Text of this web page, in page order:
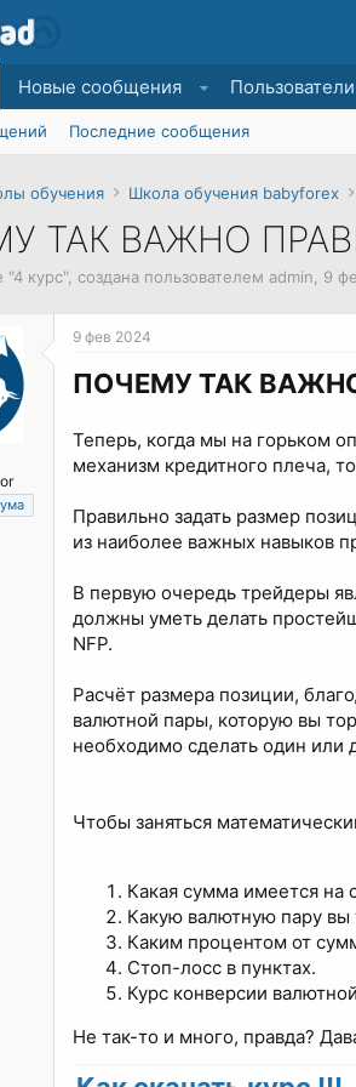
обучения Школа обучения babyforex
ТАК ВАЖНО
"4 курс", создана пользователем admin 9
9 фев 2024
ПОЧЕМУ ТАК
Теперь, когда мы на горьком
механизм кредитного плеча,
Правильно задать размер
из наиболее важных навыков
В первую очередь трейдеры
должны уметь делать
NFP.
Расчёт размера позиции,
валютной пары, которую вы
необходимо сделать один или
Чтобы заняться
Какая сумма имеется на
Какую валютную пару вы
Каким процентом от
Стоп-лосс в пунктах.
Курс конверсии
Не так-то и много, правда?
Последние сообщения
Новые сообщения Пользователи